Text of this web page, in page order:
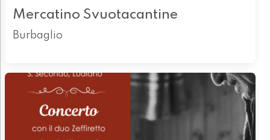
Mercatino Svuotacantine
Burbaglio